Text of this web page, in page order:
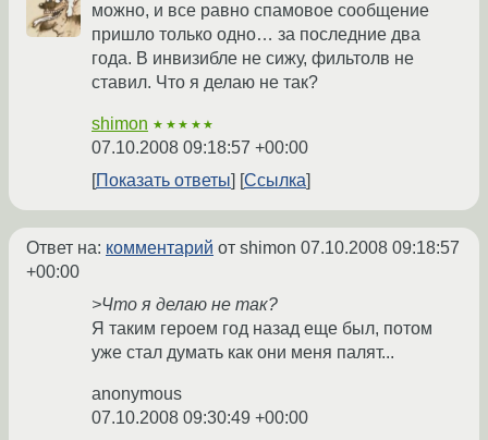
можно, и все равно спамовое сообщение
пришло только одно… за последние два
года. В инвизибле не сижу, фильтолв не
ставил. Что я делаю не так?
shimon ★★★★★
07.10.2008 09:18:57 +00:00
Показать ответы
Ссылка
Ответ на: комментарий от shimon 07.10.2008 09:18:57
+00:00
>Что я делаю не так?
Я таким героем год назад еще был, потом
уже стал думать как они меня палят...
anonymous
07.10.2008 09:30:49 +00:00